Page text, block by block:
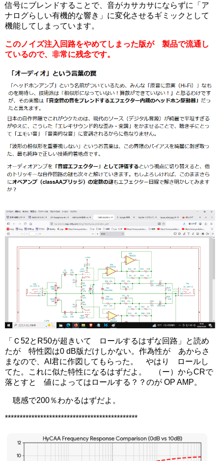
信号にブレンドすることで、音がカサカサにならずに「ア
ナログらしい有機的な響き」に変化させるギミックとして
機能してしまっています。
このノイズ注入回路をやめてしまった版が 製品で流通し
ているので、非常に残念です。
「Ｃ52とR50が超きいて ロールするはずな回路」と読め
たが 特性図は0 dB版だけしかない。作為性が あからさ
まなので、AI君に作図してもらった。 やはり ロールし
てた。これに似た特性になるはずだよ。 （ー）からCRで
落とすと 値によってはロールする？？のが OP AMP。
聴感で200％わかるはずだよ。
*********************************************